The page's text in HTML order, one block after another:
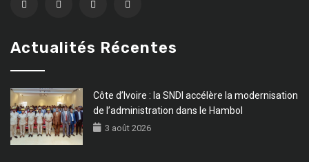
Actualités Récentes
Côte d’Ivoire : la SNDI accélère la modernisation
de l’administration dans le Hambol
3 août 2026